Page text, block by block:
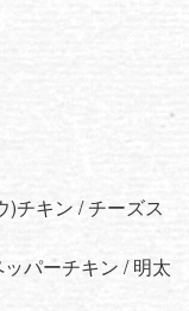
)チキン / チーズス
パーチキン / 明太